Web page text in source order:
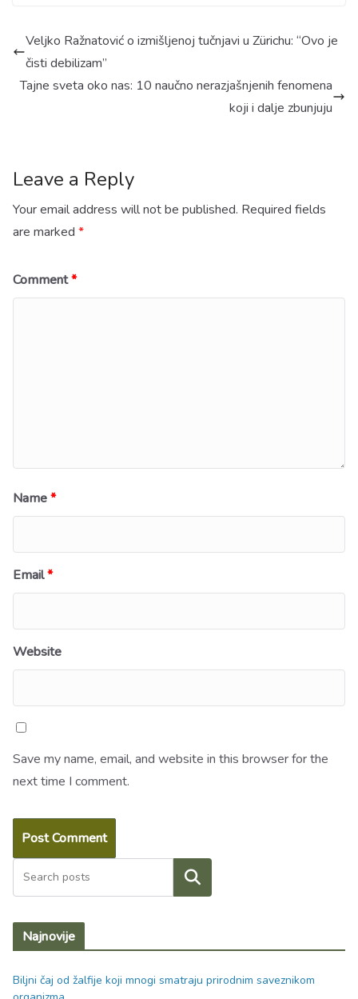
Veljko Ražnatović o izmišljenoj tučnjavi u Zürichu: “Ovo je
čisti debilizam”
Tajne sveta oko nas: 10 naučno nerazjašnjenih fenomena
koji i dalje zbunjuju
Leave a Reply
Your email address will not be published. Required fields
are marked *
Comment*
Name*
Email*
Website
Save my name, email, and website in this browser for the
next time I comment.
Search
Najnovije
Biljni čaj od žalfije koji mnogi smatraju prirodnim saveznikom